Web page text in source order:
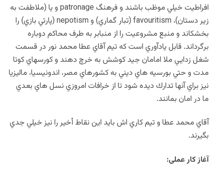
افراطيت خيلي موظب باشند و فرهنگ patronage و يا (ملاطفت به
زير دستان)، favouritism (تبار گماري) و nepotism (پارتي بازي) را
بخشكاند و منبع مشروعيت را از منبابر به طرف محاكم دوباره
برگرداند. قابل يادآوري است كه تيم آقاي عطا محمد نور در قسمت
شغل زدايي ملا امامان جيد كوشش به خرچ دهند و كورسهاي كوتا
مدت و حتي بورسيه هاي ديني به كشورهاي مصر، اندونيسيا، ماليزيا
نيز براي آنها تدارك ديده شود تا از خرافات امروزي نسل هاي بعدي
ما در امان بمانند.
آقاي محمد عطا و تيم كاري اش بايد اين نقاط أخير را نيز خيلي جدي
بگيرند.
آغاز كار عملی: